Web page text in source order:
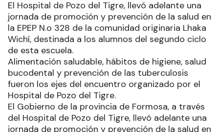
El Hospital de Pozo del Tigre, llevó adelante una
jornada de promoción y prevención de la salud en
la EPEP N.o 328 de la comunidad originaria Lhaka
Wichí, destinada a los alumnos del segundo ciclo
de esta escuela.
Alimentación saludable, hábitos de higiene, salud
bucodental y prevención de las tuberculosis
fueron los ejes del encuentro organizado por el
Hospital de Pozo del Tigre.
El Gobierno de la provincia de Formosa, a través
del Hospital de Pozo del Tigre, llevó adelante una
jornada de promoción y prevención de la salud en